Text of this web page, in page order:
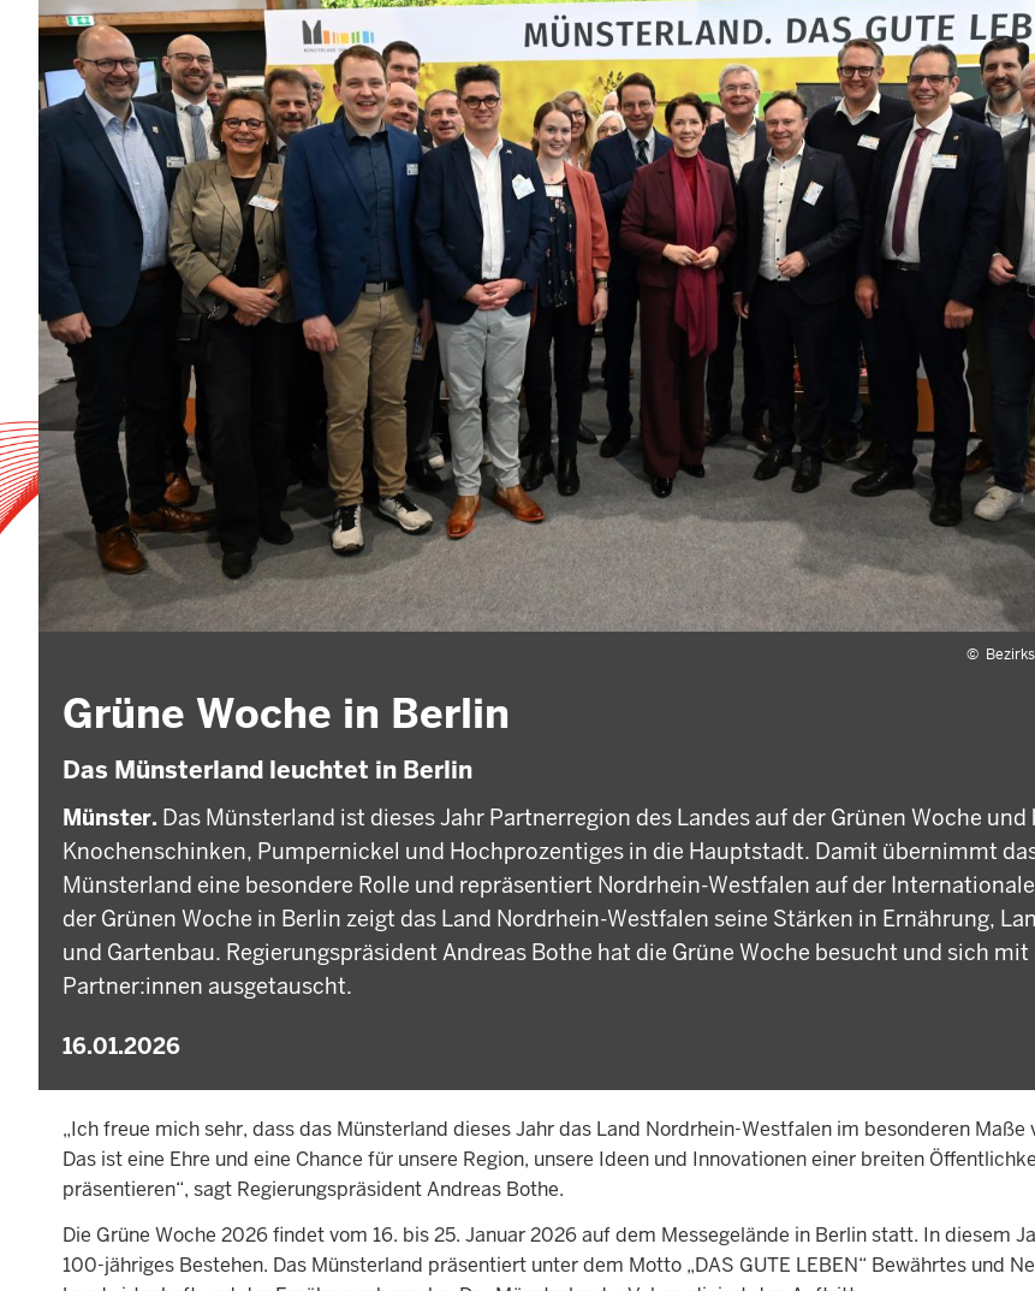
©
Grüne Woche in Berlin
Das Münsterland leuchtet in Berlin
Münster. Das Münsterland ist dieses Jahr Partnerregion des Landes auf der Grünen Woche und
Knochenschinken, Pumpernickel und Hochprozentiges in die Hauptstadt. Damit übernimmt
Münsterland eine besondere Rolle und repräsentiert Nordrhein-Westfalen auf der
der Grünen Woche in Berlin zeigt das Land Nordrhein-Westfalen seine Stärken in Ernährung,
und Gartenbau. Regierungspräsident Andreas Bothe hat die Grüne Woche besucht und sich
Partner:innen ausgetauscht.
16.01.2026
„Ich freue mich sehr, dass das Münsterland dieses Jahr das Land Nordrhein-Westfalen im besonderen Maße
Das ist eine Ehre und eine Chance für unsere Region, unsere Ideen und Innovationen einer breiten
präsentieren“, sagt Regierungspräsident Andreas Bothe.
Die Grüne Woche 2026 findet vom 16. bis 25. Januar 2026 auf dem Messegelände in Berlin statt. In diesem
100-jähriges Bestehen. Das Münsterland präsentiert unter dem Motto „DAS GUTE LEBEN“ Bewährtes und